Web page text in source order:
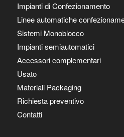
Impianti di Confezionamento
Linee automatiche
Sistemi Monoblocco
Impianti semiautomatici
Accessori complementari
Usato
Materiali Packaging
Richiesta preventivo
Contatti